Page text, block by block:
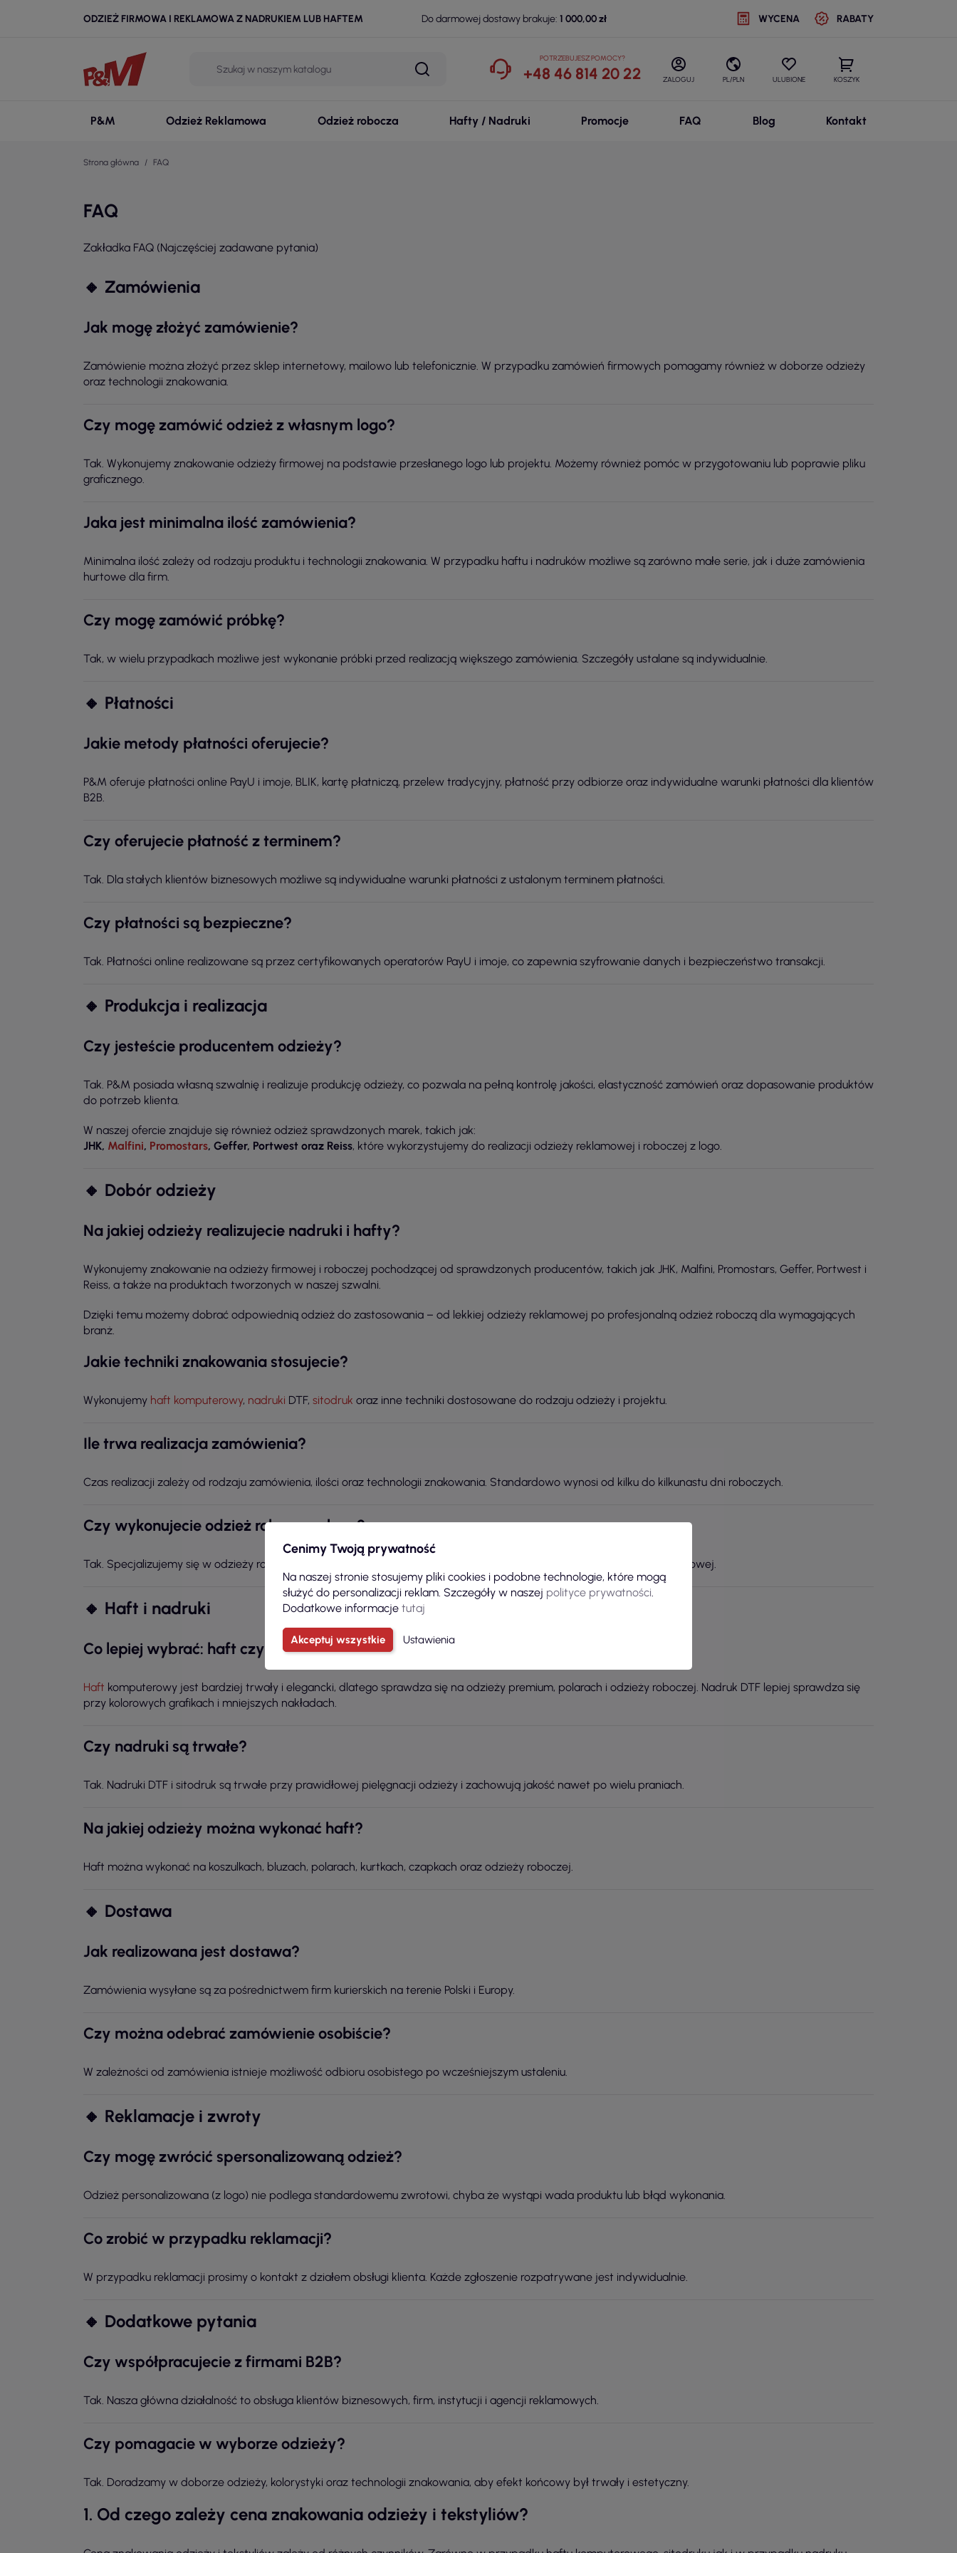
ODZIEŻ FIRMOWA I REKLAMOWA Z NADRUKIEM LUB HAFTEM Do darmowej dostawy brakuje: 1 000,00 zł WYCENA RABATY
POTRZEBUJESZ POMOCY?
+48 46 814 20 22 ZALOGUJ PL/PLN ULUBIONE KOSZYK
P&M Odzież Reklamowa Odzież robocza Hafty / Nadruki Promocje FAQ Blog Kontakt
Strona główna FAQ
FAQ
Zakładka FAQ (Najczęściej zadawane pytania)
🔸 Zamówienia
Jak mogę złożyć zamówienie?
Zamówienie można złożyć przez sklep internetowy, mailowo lub telefonicznie. W przypadku zamówień firmowych pomagamy również w doborze odzieży
oraz technologii znakowania.
Czy mogę zamówić odzież z własnym logo?
Tak. Wykonujemy znakowanie odzieży firmowej na podstawie przesłanego logo lub projektu. Możemy również pomóc w przygotowaniu lub poprawie pliku
graficznego.
Jaka jest minimalna ilość zamówienia?
Minimalna ilość zależy od rodzaju produktu i technologii znakowania. W przypadku haftu i nadruków możliwe są zarówno małe serie, jak i duże zamówienia
hurtowe dla firm.
Czy mogę zamówić próbkę?
Tak, w wielu przypadkach możliwe jest wykonanie próbki przed realizacją większego zamówienia. Szczegóły ustalane są indywidualnie.
🔸 Płatności
Jakie metody płatności oferujecie?
P&M oferuje płatności online PayU i imoje, BLIK, kartę płatniczą, przelew tradycyjny, płatność przy odbiorze oraz indywidualne warunki płatności dla klientów
B2B.
Czy oferujecie płatność z terminem?
Tak. Dla stałych klientów biznesowych możliwe są indywidualne warunki płatności z ustalonym terminem płatności.
Czy płatności są bezpieczne?
Tak. Płatności online realizowane są przez certyfikowanych operatorów PayU i imoje, co zapewnia szyfrowanie danych i bezpieczeństwo transakcji.
🔸 Produkcja i realizacja
Czy jesteście producentem odzieży?
Tak. P&M posiada własną szwalnię i realizuje produkcję odzieży, co pozwala na pełną kontrolę jakości, elastyczność zamówień oraz dopasowanie produktów
do potrzeb klienta.
W naszej ofercie znajduje się również odzież sprawdzonych marek, takich jak:
JHK, Malfini, Promostars, Geffer, Portwest oraz Reiss, które wykorzystujemy do realizacji odzieży reklamowej i roboczej z logo.
🔸 Dobór odzieży
Na jakiej odzieży realizujecie nadruki i hafty?
Wykonujemy znakowanie na odzieży firmowej i roboczej pochodzącej od sprawdzonych producentów, takich jak JHK, Malfini, Promostars, Geffer, Portwest i
Reiss, a także na produktach tworzonych w naszej szwalni.
Dzięki temu możemy dobrać odpowiednią odzież do zastosowania – od lekkiej odzieży reklamowej po profesjonalną odzież roboczą dla wymagających
branż.
Jakie techniki znakowania stosujecie?
Wykonujemy haft komputerowy, nadruki DTF, sitodruk oraz inne techniki dostosowane do rodzaju odzieży i projektu.
Ile trwa realizacja zamówienia?
Czas realizacji zależy od rodzaju zamówienia, ilości oraz technologii znakowania. Standardowo wynosi od kilku do kilkunastu dni roboczych.
Czy wykonujecie odzież roboczą z logo?
Tak. Specjalizujemy się w odzieży roboczej i firmowej z logo dla różnych branż, w tym budowlanej, przemysłowej i usługowej.
🔸 Haft i nadruki
Co lepiej wybrać: haft czy nadruk?
Haft komputerowy jest bardziej trwały i elegancki, dlatego sprawdza się na odzieży premium, polarach i odzieży roboczej. Nadruk DTF lepiej sprawdza się
przy kolorowych grafikach i mniejszych nakładach.
Czy nadruki są trwałe?
Tak. Nadruki DTF i sitodruk są trwałe przy prawidłowej pielęgnacji odzieży i zachowują jakość nawet po wielu praniach.
Na jakiej odzieży można wykonać haft?
Haft można wykonać na koszulkach, bluzach, polarach, kurtkach, czapkach oraz odzieży roboczej.
🔸 Dostawa
Jak realizowana jest dostawa?
Zamówienia wysyłane są za pośrednictwem firm kurierskich na terenie Polski i Europy.
Czy można odebrać zamówienie osobiście?
W zależności od zamówienia istnieje możliwość odbioru osobistego po wcześniejszym ustaleniu.
🔸 Reklamacje i zwroty
Czy mogę zwrócić spersonalizowaną odzież?
Odzież personalizowana (z logo) nie podlega standardowemu zwrotowi, chyba że wystąpi wada produktu lub błąd wykonania.
Co zrobić w przypadku reklamacji?
W przypadku reklamacji prosimy o kontakt z działem obsługi klienta. Każde zgłoszenie rozpatrywane jest indywidualnie.
🔸 Dodatkowe pytania
Czy współpracujecie z firmami B2B?
Tak. Nasza główna działalność to obsługa klientów biznesowych, firm, instytucji i agencji reklamowych.
Czy pomagacie w wyborze odzieży?
Tak. Doradzamy w doborze odzieży, kolorystyki oraz technologii znakowania, aby efekt końcowy był trwały i estetyczny.
1. Od czego zależy cena znakowania odzieży i tekstyliów?
Cenimy Twoją prywatność
Na naszej stronie stosujemy pliki cookies i podobne technologie, które mogą
służyć do personalizacji reklam. Szczegóły w naszej polityce prywatności
Dodatkowe informacje tutaj
Akceptuj wszystkie Ustawienia